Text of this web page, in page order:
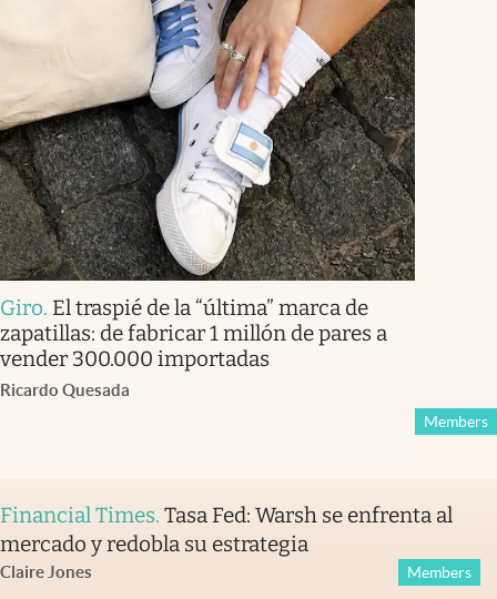
Giro. El traspié de la “última” marca de
zapatillas: de fabricar 1 millón de pares a
vender 300.000 importadas
Ricardo Quesada
Members
Financial Times. Tasa Fed: Warsh se enfrenta al
mercado y redobla su estrategia
Claire Jones Members